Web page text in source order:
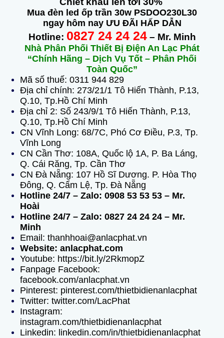
Mua đèn led ốp trần 30w PSDOO230L30
ngay hôm nay ƯU ĐÃI HẤP DẪN
Hotline: 0827 24 24 24– Mr. Minh
Nhà Phân Phối Thiết Bị Điện An Lạc Phát
“Chính Hãng – Dịch Vụ Tốt – Phân Phối
Toàn Quốc”
Mã số thuế: 0311 944 829
Địa chỉ chính: 273/21/1 Tô Hiến Thành, P.13,
Q.10, Tp.Hồ Chí Minh
Địa chỉ 2: Số 243/9/1 Tô Hiến Thành, P.13,
Q.10, Tp.Hồ Chí Minh
CN Vĩnh Long: 68/7C, Phó Cơ Điều, P.3, Tp.
Vĩnh Long
CN Cần Thơ: 108A, Quốc lộ 1A, P. Ba Láng,
Q. Cái Răng, Tp. Cần Thơ
CN Đà Nẵng: 107 Hồ Sĩ Dương. P. Hòa Thọ
Đông, Q. Cẩm Lệ, Tp. Đà Nẵng
Hotline 24/7 – Zalo: 0908 53 53 53 – Mr.
Hoài
Hotline 24/7 – Zalo: 0827 24 24 24 – Mr.
Minh
Email: thanhhoai@anlacphat.vn
Website: anlacphat.com
Youtube: https://bit.ly/2RkmopZ
Fanpage Facebook:
facebook.com/anlacphat.vn
Pinterest: pinterest.com/thietbidienanlacphat
Twitter: twitter.com/LacPhat
Instagram:
instagram.com/thietbidienanlacphat
Linkedin: linkedin.com/in/thietbidienanlacphat